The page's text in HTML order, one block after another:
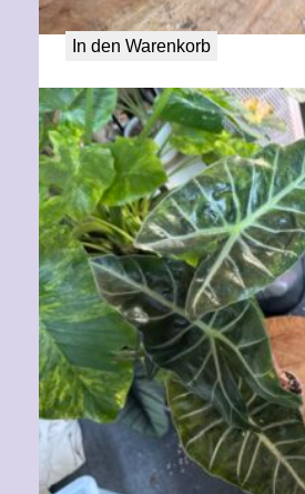
50,00€
In den Warenkorb
Alocasia Aurora aurea variegata XL